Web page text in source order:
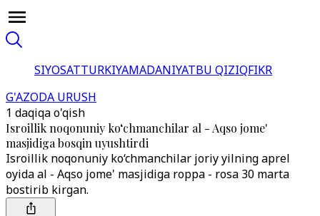
SIYOSATTURKIYAMADANIYATBU QIZIQFIKR
G'AZODA URUSH
1 daqiqa o'qish
Isroillik noqonuniy ko‘chmanchilar al - Aqso jome'
masjidiga bosqin uyushtirdi
Isroillik noqonuniy ko‘chmanchilar joriy yilning aprel
oyida al - Aqso jome' masjidiga roppa - rosa 30 marta
bostirib kirgan.